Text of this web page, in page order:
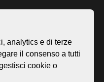
analytics e di terze
il consenso a tutti
cookie o